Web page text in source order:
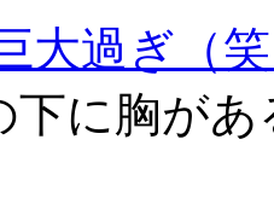
大過ぎ（
下に胸が